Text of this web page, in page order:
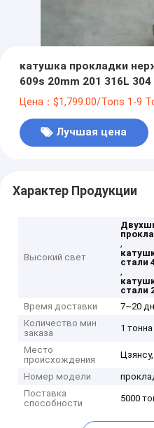
катушка прокладки
609s 20mm 201 316L 304
Цена：$1,799.00/Tons 1-9
Лучшая цена
Характер Продукции
Высокий свет
,
стали
,
стали
Время доставки
7~20
Количество мин
заказа
1 тонна
Место
происхождения
Номер модели
Поставка
способности
5000